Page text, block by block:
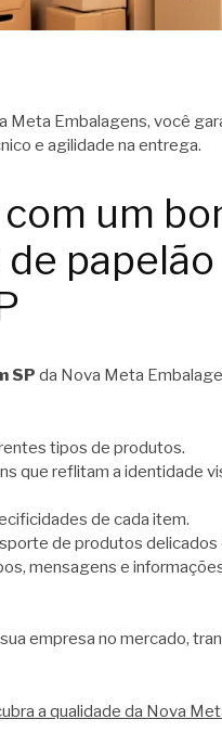
Meta Embalagens, você
e agilidade na entrega.
um
papelão
SP da Nova Meta
tipos de produtos.
que reflitam a identidade
de cada item.
de produtos delicados
mensagens e
empresa no mercado,
a qualidade da Nova